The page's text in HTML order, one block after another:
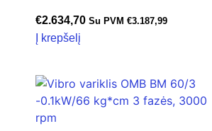
€2.634,70 Su PVM €3.187,99
Į krepšelį